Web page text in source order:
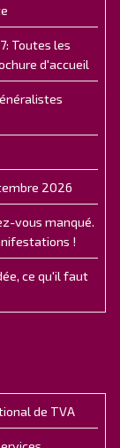
Toutes les
d'accueil
2026
vous manqué.
!
ce qu'il faut
de TVA